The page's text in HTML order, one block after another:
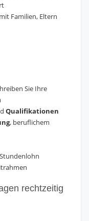
Familien, Eltern
Sie Ihre
Qualifikationen
, beruflichem
rechtzeitig